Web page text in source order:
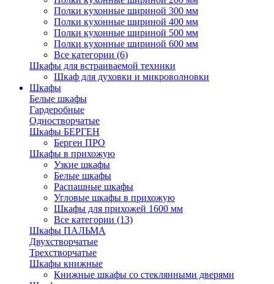
Полки кухонные шириной 300 мм
Полки кухонные шириной 400 мм
Полки кухонные шириной 500 мм
Полки кухонные шириной 600 мм
Все категории (6)
Шкафы для встраиваемой техники
Шкаф для духовки и микроволновки
Шкафы
Белые шкафы
Гардеробные
Одностворчатые
Шкафы БЕРГЕН
Берген ПРО
Шкафы в прихожую
Узкие шкафы
Белые шкафы
Распашные шкафы
Угловые шкафы в прихожую
Шкафы для прихожей 1600 мм
Все категории (13)
Шкафы ПАЛЬМА
Двухстворчатые
Трехстворчатые
Шкафы книжные
Книжные шкафы со стеклянными дверями